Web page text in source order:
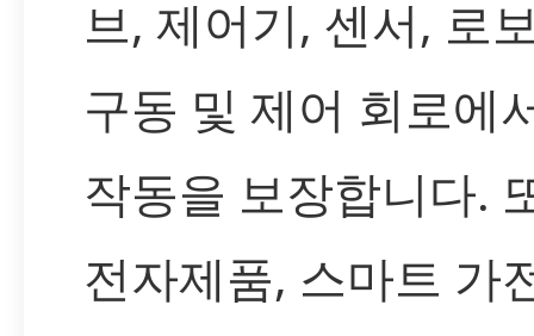
브, 제어기, 센서, 로
구동 및 제어 회로에
작동을 보장합니다.
전자제품, 스마트 가